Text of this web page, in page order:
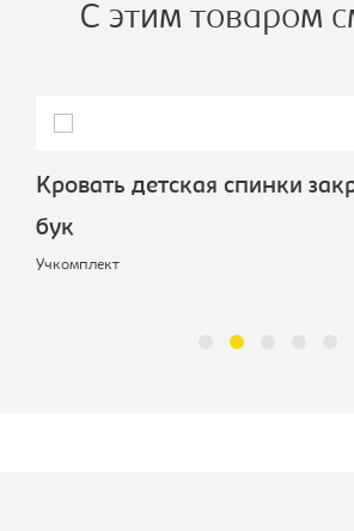
С этим товаром
Кровать детская спинки
бук
Учкомплект